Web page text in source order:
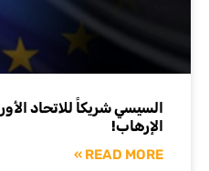
السيسي شريكاً للاتحاد
الإرهاب!
READ MORE »